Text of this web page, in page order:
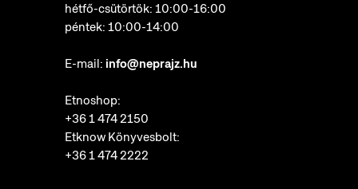
hétfő-csütörtök: 10:00-16:00
péntek: 10:00-14:00
E-mail: info@neprajz.hu
Etnoshop:
+36 1 474 2150
Etknow Könyvesbolt:
+36 1 474 2222